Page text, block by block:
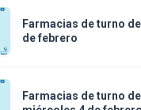
Farmacias de turno
de febrero
Farmacias de turno del